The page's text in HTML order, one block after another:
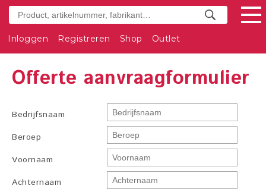
Inloggen Registreren Shop Outlet
Offerte aanvraagformulier
Bedrijfsnaam
Beroep
Voornaam
Achternaam